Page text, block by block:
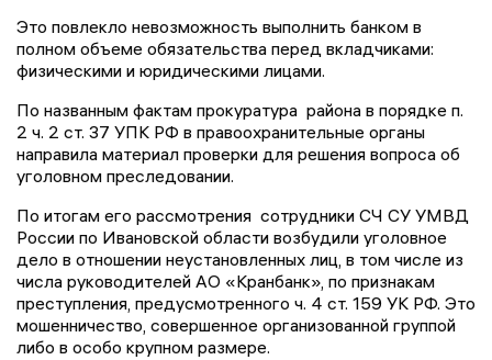
Это повлекло невозможность выполнить банком в
полном объеме обязательства перед вкладчиками:
физическими и юридическими лицами.
По названным фактам прокуратура района в порядке п.
2 ч. 2 ст. 37 УПК РФ в правоохранительные органы
направила материал проверки для решения вопроса об
уголовном преследовании.
По итогам его рассмотрения сотрудники СЧ СУ УМВД
России по Ивановской области возбудили уголовное
дело в отношении неустановленных лиц, в том числе из
числа руководителей АО «Кранбанк», по признакам
преступления, предусмотренного ч. 4 ст. 159 УК РФ. Это
мошенничество, совершенное организованной группой
либо в особо крупном размере.